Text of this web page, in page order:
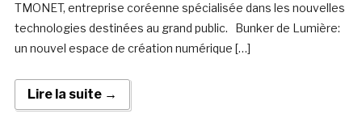
TMONET, entreprise coréenne spécialisée dans les nouvelles
technologies destinées au grand public. Bunker de Lumière:
un nouvel espace de création numérique […]
Lire la suite →